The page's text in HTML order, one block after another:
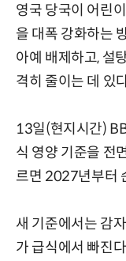
영국 당국이 어린
을 대폭 강화하는
아예 배제하고, 설
격히 줄이는 데 있
13일(현지시간)
식 영양 기준을 전
르면 2027년부터
새 기준에서는 감
가 급식에서 빠진